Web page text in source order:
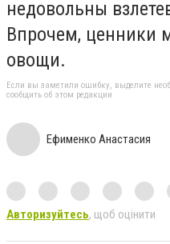
недовольны
Впрочем, ценники
овощи.
Если вы заметили ошибку, выделите
сообщить об этом редакции
Ефименко Анастасия
Авторизуйтесь, щоб оцінити